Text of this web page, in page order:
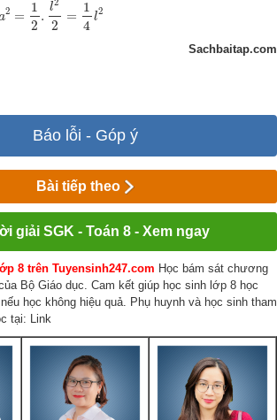
2 =
1
2
.
l2
2
=
1
4
l2
Sachbaitap.com
Báo lỗi - Góp ý
Bài tiếp theo
giải SGK - Toán 8 - Xem ngay
8 trên Tuyensinh247.com Học bám sát chương
Bộ Giáo dục. Cam kết giúp học sinh lớp 8 học
học không hiệu quả. Phụ huynh và học sinh tham
tại: Link